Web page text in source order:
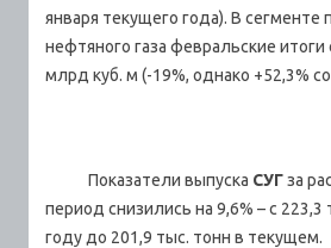
января текущего года). В сегменте
нефтяного газа февральские итоги
млрд куб. м (-19%, однако +52,3%
Показатели выпуска СУГза
период снизились на 9,6% – с 223,3
году до 201,9 тыс. тонн в текущем.